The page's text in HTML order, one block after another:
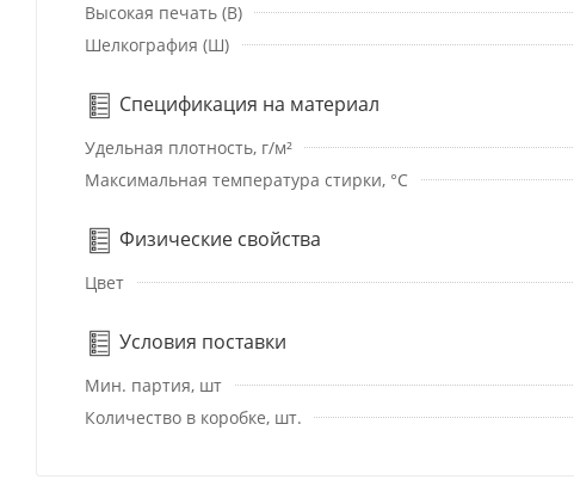
Высокая печать (В)
Шелкография (Ш)
Спецификация на материал
Удельная плотность, г/м²
Максимальная температура стирки, °C
Физические свойства
Цвет
Условия поставки
Мин. партия, шт
Количество в коробке, шт.